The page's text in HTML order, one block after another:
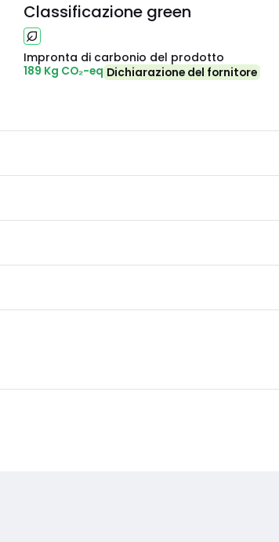
Classificazione green
Impronta di carbonio del prodotto
189 Kg CO₂-eq Dichiarazione del fornitore